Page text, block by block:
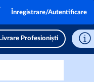
Livrare Profesioniști
Înregistrare/Autentificare